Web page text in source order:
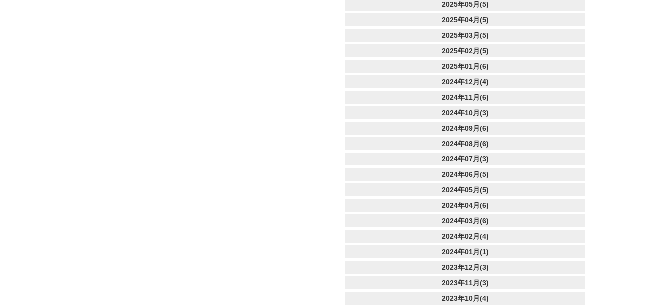
2025年05月(5)
2025年04月(5)
2025年03月(5)
2025年02月(5)
2025年01月(6)
2024年12月(4)
2024年11月(6)
2024年10月(3)
2024年09月(6)
2024年08月(6)
2024年07月(3)
2024年06月(5)
2024年05月(5)
2024年04月(6)
2024年03月(6)
2024年02月(4)
2024年01月(1)
2023年12月(3)
2023年11月(3)
2023年10月(4)